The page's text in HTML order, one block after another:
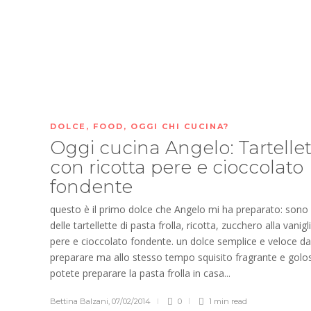
DOLCE , FOOD , OGGI CHI CUCINA?
Oggi cucina Angelo:
con ricotta pere e cioccolato
fondente
questo è il primo dolce che Angelo mi ha preparato: sono
delle tartellette di pasta frolla, ricotta, zucchero alla
pere e cioccolato fondente. un dolce semplice e veloce da
preparare ma allo stesso tempo squisito fragrante e
potete preparare la pasta frolla in casa...
Bettina Balzani, 07/02/2014 0 1 min read